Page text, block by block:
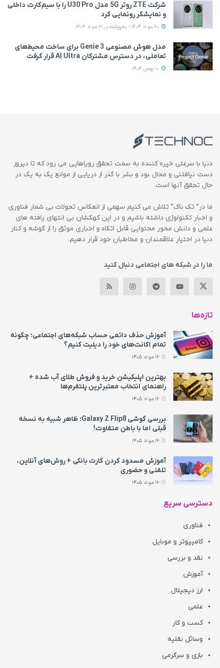
شرکت ZTE روتر 5G مدل U30 Pro را با سیم‌کارت داخلی
و نمایشگر رونمایی کرد
مدل هوش مصنوعی Genie 3 برای ساخت محیط‌های
تعاملی، در دسترس مشترکان AI Ultra قرار گرفت
دنیا با سرعتی خیره کننده به سمت تحقق رویاهایی می رود که تا دیروز
دست نیافتنی و محال بود و بشر با گذر از دریایی از موانع یک به یک در
حال تحقق آنها است.
ما در” تک ناک” تلاش می کنیم سهمی از انعکاس تحولات بی شمار فناوری
و اخبار تکنولوژی داشته باشیم و در این کهکشان بی انتهای یافته های
علمی و دانش محور محتوایی قابل اتکاء و اخباری موثق را از گوشه و کنار
دنیا در اختیار علاقمندان و مخاطبان خود قرار دهیم.
ما را در شبکه های اجتماعی دنبال کنید
تازه‌ها
آموزش حذف دائمی حساب شبکه‌های اجتماعی؛ چگونه
تمام اکانت‌های خود را دیلیت کنیم؟
بهترین اپلیکیشن خرید و فروش طلای آب شده +
راهنمای انتخاب معتبرترین پلتفرم‌ها
بررسی گوشی Galaxy Z Flip8؛ ظاهر شبیه به نسخه
قبلی اما با باطن متفاوت!
آموزش مسدود کردن کارت بانکی + روش‌های آنلاین،
تلفنی و حضوری
دسترسی سریع
فناوری
کامپیوتر و موبایل
نقد و بررسی
آموزش
ارز دیجیتال
علمی
کسب و کار
وسائل نقلیه
بازی و سرگرمی